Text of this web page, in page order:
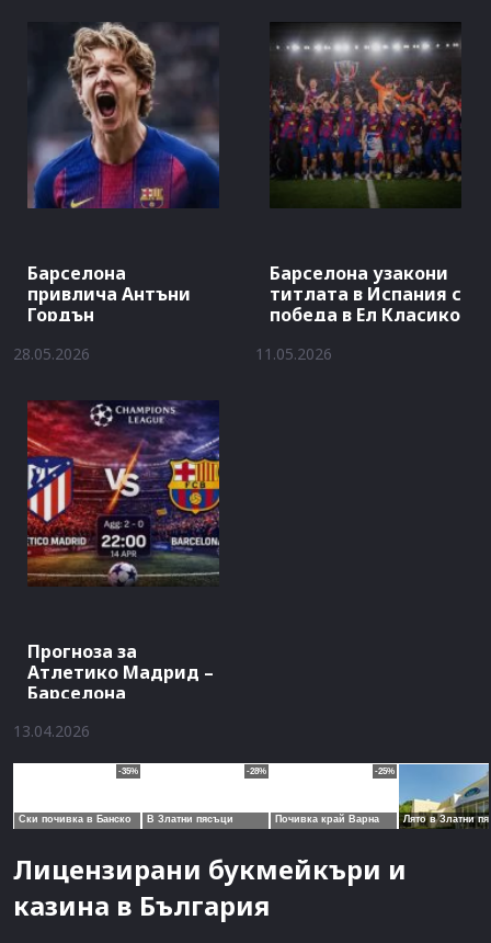
Барселона
привлича Антъни
Гордън
28.05.2026
Барселона узакони
титлата в Испания с
победа в Ел Класико
11.05.2026
Прогноза за
Атлетико Мадрид –
Барселона
13.04.2026
Лицензирани букмейкъри и
казина в България